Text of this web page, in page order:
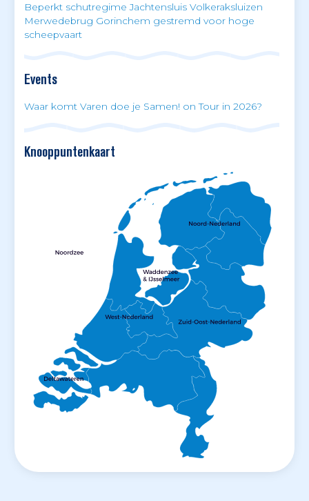
Beperkt schutregime Jachtensluis Volkeraksluizen
Merwedebrug Gorinchem gestremd voor hoge
scheepvaart
Events
Waar komt Varen doe je Samen! on Tour in 2026?
Knooppuntenkaart